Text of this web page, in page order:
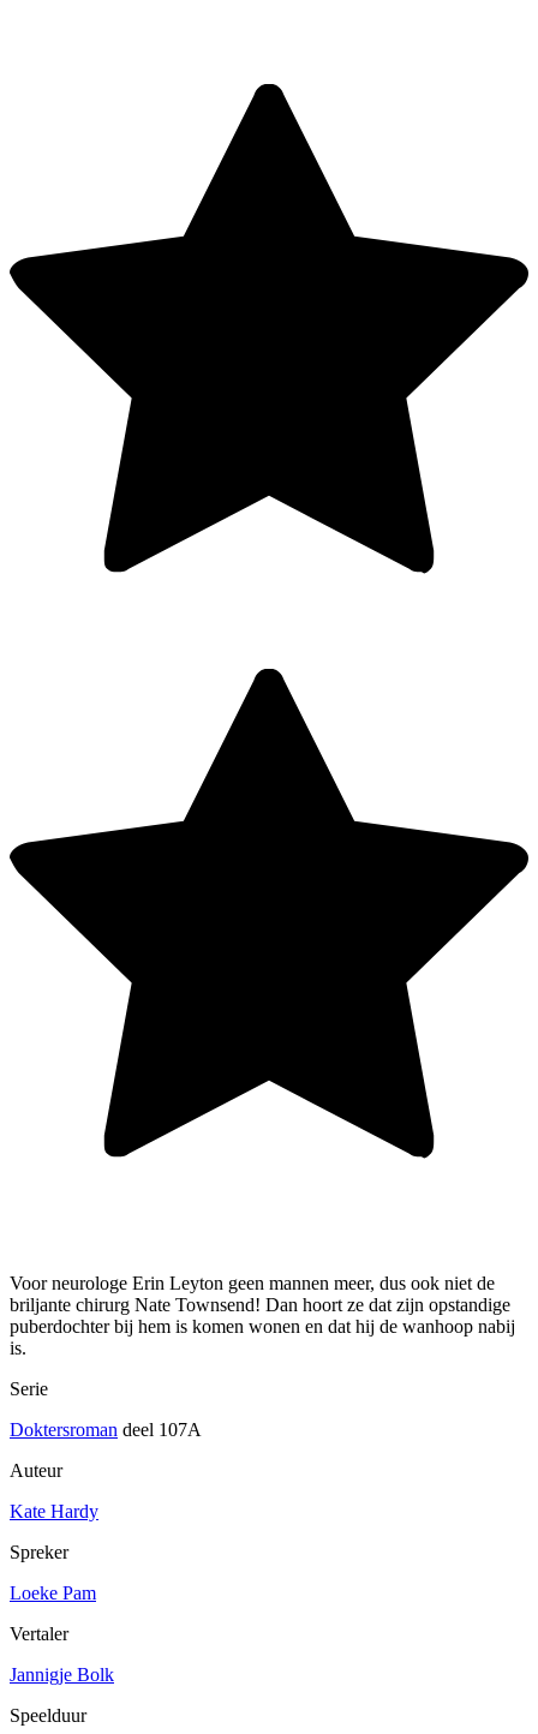
Voor neurologe Erin Leyton geen mannen meer, dus ook niet de
briljante chirurg Nate Townsend! Dan hoort ze dat zijn opstandige
puberdochter bij hem is komen wonen en dat hij de wanhoop nabij
is.
Serie
Doktersroman deel 107A
Auteur
Kate Hardy
Spreker
Loeke Pam
Vertaler
Jannigje Bolk
Speelduur